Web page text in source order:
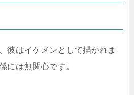
彼はイケメンとして描かれま
には無関心です。